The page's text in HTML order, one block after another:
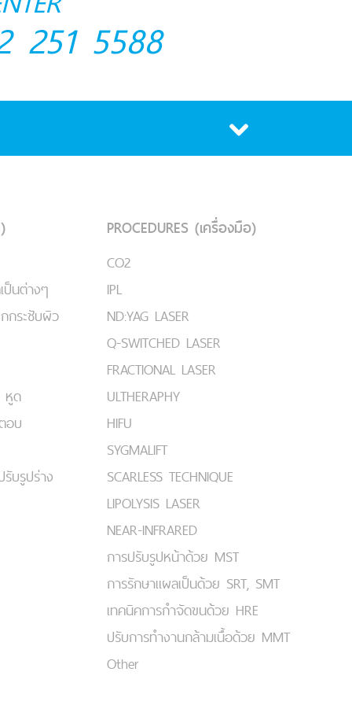
251 5588
นต่างๆ
ระชับผิว
หูด
อบ
บรูปร่าง
PROCEDURES (เครื่องมือ)
CO2
IPL
ND:YAG LASER
Q-SWITCHED LASER
FRACTIONAL LASER
ULTHERAPHY
HIFU
SYGMALIFT
SCARLESS TECHNIQUE
LIPOLYSIS LASER
NEAR-INFRARED
การปรับรูปหน้าด้วย MST
การรักษาแผลเป็นด้วย SRT, SMT
เทคนิคการกำจัดขนด้วย HRE
ปรับการทำงานกล้ามเนื้อด้วย MMT
Other